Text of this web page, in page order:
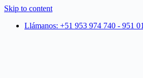
Skip to content
Llámanos: +51 953 974 740 - 951